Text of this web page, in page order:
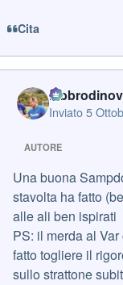
Cita
Inviato5
AUTORE
Una buona
stavolta ha fatto
alle ali ben ispirati
PS: il merda al
fatto togliere il
sullo strattone